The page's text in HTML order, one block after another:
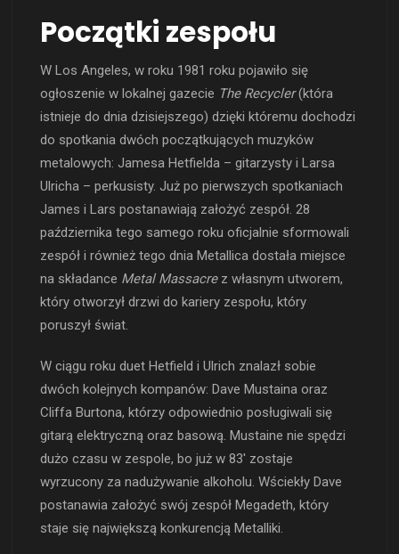
Początki zespołu
W Los Angeles, w roku 1981 roku pojawiło się
ogłoszenie w lokalnej gazecie The Recycler(która
istnieje do dnia dzisiejszego) dzięki któremu dochodzi
do spotkania dwóch początkujących muzyków
metalowych: Jamesa Hetfielda – gitarzysty i Larsa
Ulricha – perkusisty. Już po pierwszych spotkaniach
James i Lars postanawiają założyć zespół. 28
października tego samego roku oficjalnie sformowali
zespół i również tego dnia Metallica dostała miejsce
na składance Metal Massacrez własnym utworem,
który otworzył drzwi do kariery zespołu, który
poruszył świat.
W ciągu roku duet Hetfield i Ulrich znalazł sobie
dwóch kolejnych kompanów: Dave Mustaina oraz
Cliffa Burtona, którzy odpowiednio posługiwali się
gitarą elektryczną oraz basową. Mustaine nie spędzi
dużo czasu w zespole, bo już w 83′ zostaje
wyrzucony za nadużywanie alkoholu. Wściekły Dave
postanawia założyć swój zespół Megadeth, który
staje się największą konkurencją Metalliki.